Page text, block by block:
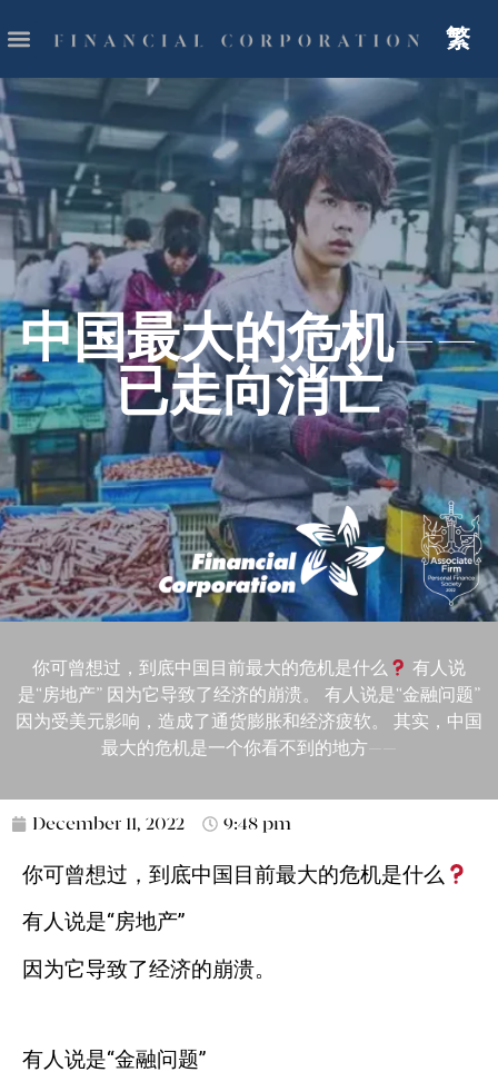
繁
中国最大的危机——
已走向消亡
你可曾想过，到底中国目前最大的危机是什么
有人说
是“房地产” 因为它导致了经济的崩溃。 有人说是“金融问题”
因为受美元影响，造成了通货膨胀和经济疲软。 其实，中国
最大的危机是一个你看不到的地方——
December 11, 2022 9:48 pm
你可曾想过，到底中国目前最大的危机是什么
有人说是“房地产”
因为它导致了经济的崩溃。
有人说是“金融问题”